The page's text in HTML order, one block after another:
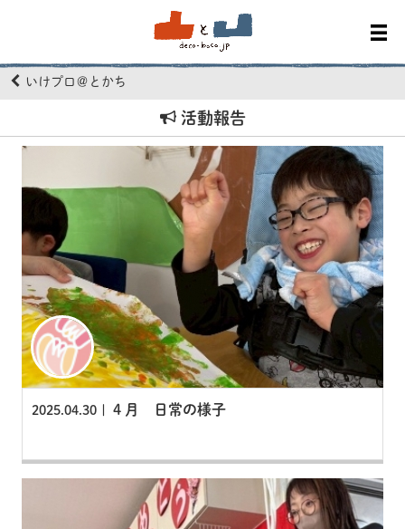
いけプロ＠とかち
活動報告
2025.04.30 | ４月 日常の様子